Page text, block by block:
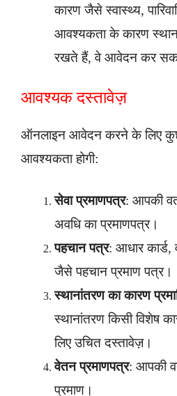
कारण जैसे स्वास्थ्य,
आवश्यकता के कारण
रखते हैं, वे आवेदन कर
आवश्यक दस्तावेज़
ऑनलाइन आवेदन करने के लिए कुछ
आवश्यकता होगी:
सेवा प्रमाणपत्र: आपकी
अवधि का प्रमाणपत्र।
पहचान पत्र: आधार कार्ड,
जैसे पहचान प्रमाण पत्र।
स्थानांतरण का कारण
स्थानांतरण किसी विशेष
लिए उचित दस्तावेज़।
वेतन प्रमाणपत्र: आपकी
प्रमाण।